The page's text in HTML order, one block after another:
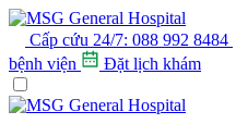
Cấp cứu 24/7: 088 992 8484
bệnh viện
Đặt lịch khám